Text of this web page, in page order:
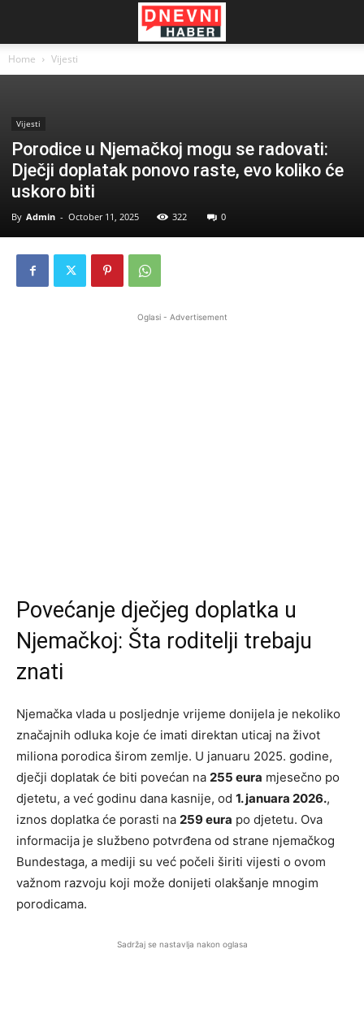
Home Vijesti
Vijesti
Porodice u Njemačkoj mogu se radovati:
Dječji doplatak ponovo raste, evo koliko će
uskoro biti
By Admin - October 11, 2025 322 0
Oglasi - Advertisement
Povećanje dječjeg doplatka u
Njemačkoj: Šta roditelji trebaju
znati
Njemačka vlada u posljednje vrijeme donijela je nekoliko
značajnih odluka koje će imati direktan uticaj na život
miliona porodica širom zemlje. U januaru 2025. godine,
dječji doplatak će biti povećan na 255 eura mjesečno po
djetetu, a već godinu dana kasnije, od 1. januara 2026.,
iznos doplatka će porasti na 259 eura po djetetu. Ova
informacija je službeno potvrđena od strane njemačkog
Bundestaga, a mediji su već počeli širiti vijesti o ovom
važnom razvoju koji može donijeti olakšanje mnogim
porodicama.
Sadržaj se nastavlja nakon oglasa